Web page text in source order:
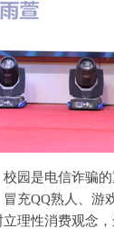
园是电信诈骗
充QQ熟人、
理性消费观念，